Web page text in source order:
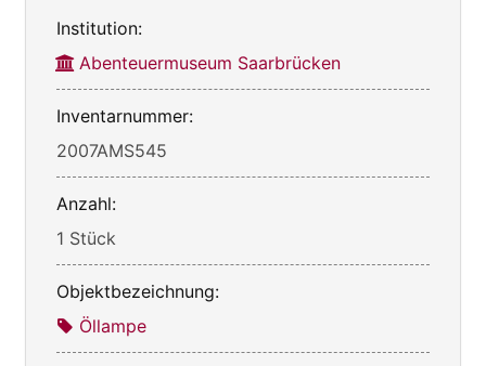
Institution:
Abenteuermuseum Saarbrücken
Inventarnummer:
2007AMS545
Anzahl:
1 Stück
Objektbezeichnung:
Öllampe